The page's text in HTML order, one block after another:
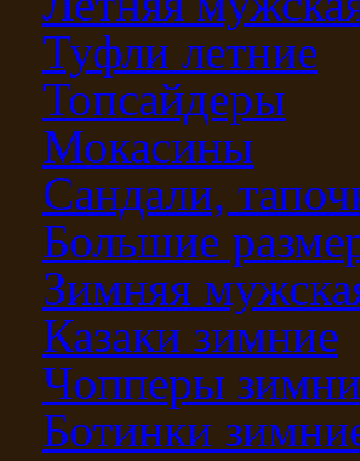
Туфли летние
Топсайдеры
Мокасины
Сандали,
Большие
Зимняя
Казаки зимние
Чопперы
Ботинки